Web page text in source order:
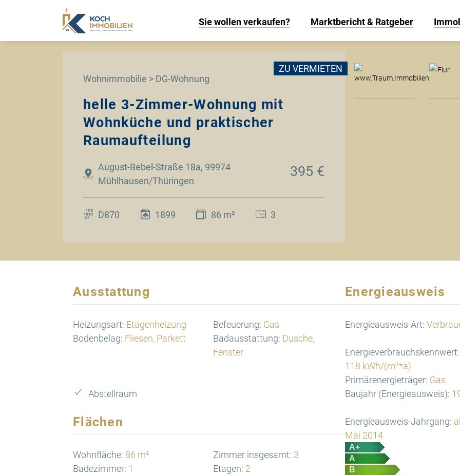
Sie wollen verkaufen? Marktbericht & Ratgeber
Wohnimmobilie > DG-Wohnung
ZU VERMIETEN
helle 3-Zimmer-Wohnung mit
Wohnküche und praktischer
Raumaufteilung
August-Bebel-Straße 18a, 99974
Mühlhausen/Thüringen
395 €
D870 1899 86 m² 3
Ausstattung
Heizungsart: Etagenheizung Befeuerung: Gas
Bodenbelag: Fliesen, Parkett Badausstattung: Dusche,
Fenster
Abstellraum
Flächen
Wohnfläche: 86 m² Zimmer insgesamt: 3
Badezimmer: 1 Etagen: 2
Energieausweis
Energieausweis-Art:
Energieverbrauchskennwert:
118 kWh/(m²*a)
Primärenergieträger: Gas
Baujahr (Energieausweis):
Energieausweis-Jahrgang:
Mai 2014
A+
A
B